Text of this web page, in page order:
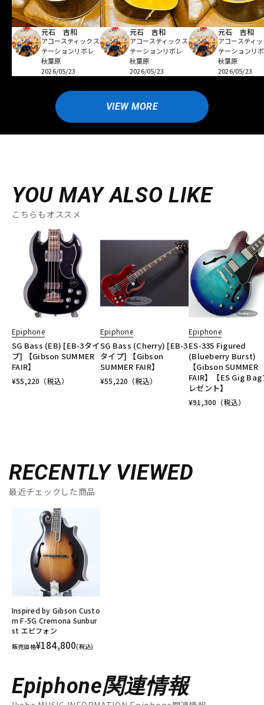
元石 吉和
アコースティックス
テーションリボレ
秋葉原
2026/05/23
元石 吉和
アコースティックス
テーションリボレ
秋葉原
2026/05/23
元石 吉和
アコースティ
テーションリ
秋葉原
2026/05/23
VIEW MORE
YOU MAY ALSO LIKE
こちらもオススメ
Epiphone
SG Bass (EB) [EB-3タイ
プ] 【Gibson SUMMER
FAIR】
¥55,220 （税込）
Epiphone
SG Bass (Cherry) [EB-3
タイプ] 【Gibson
SUMMER FAIR】
¥55,220 （税込）
Epiphone
ES-335 Figured
(Blueberry Burst)
【Gibson SUMMER
FAIR】【ES Gig Bag
レゼント】
¥91,300 （税込）
RECENTLY VIEWED
最近チェックした商品
Inspired by Gibson Custo
m F-5G Cremona Sunbur
st エピフォン
販売価格¥184,800(税込)
Epiphone関連情報